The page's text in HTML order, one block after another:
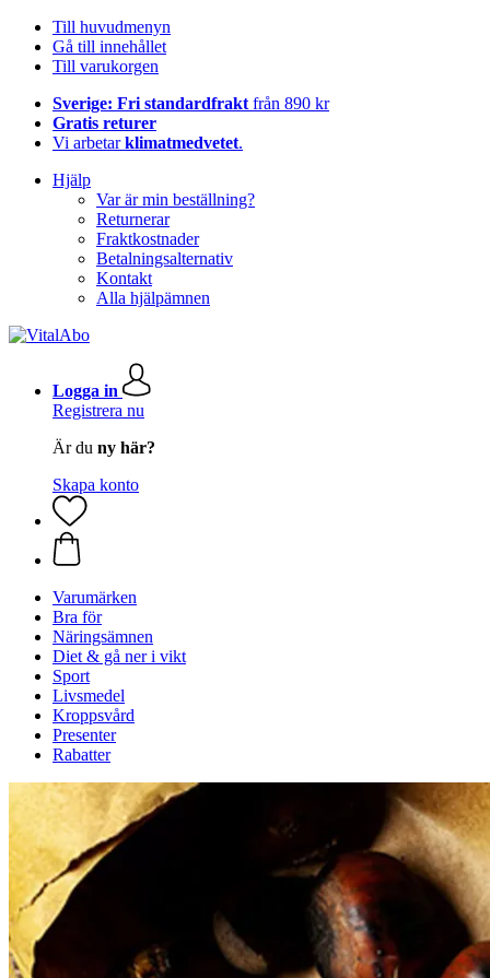
Till huvudmenyn
Gå till innehållet
Till varukorgen
Sverige: Fri standardfrakt från 890 kr
Gratis returer
Vi arbetarklimatmedvetet.
Hjälp
Var är min beställning?
Returnerar
Fraktkostnader
Betalningsalternativ
Kontakt
Alla hjälpämnen
Logga in
Registrera nu
Är du ny här?
Skapa konto
Varumärken
Bra för
Näringsämnen
Diet & gå ner i vikt
Sport
Livsmedel
Kroppsvård
Presenter
Rabatter